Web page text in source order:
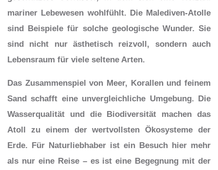
mariner Lebewesen wohlfühlt. Die Malediven-Atolle
sind Beispiele für solche geologische Wunder. Sie
sind nicht nur ästhetisch reizvoll, sondern auch
Lebensraum für viele seltene Arten.
Das Zusammenspiel von Meer, Korallen und feinem
Sand schafft eine unvergleichliche Umgebung. Die
Wasserqualität und die Biodiversität machen das
Atoll zu einem der wertvollsten Ökosysteme der
Erde. Für Naturliebhaber ist ein Besuch hier mehr
als nur eine Reise – es ist eine Begegnung mit der